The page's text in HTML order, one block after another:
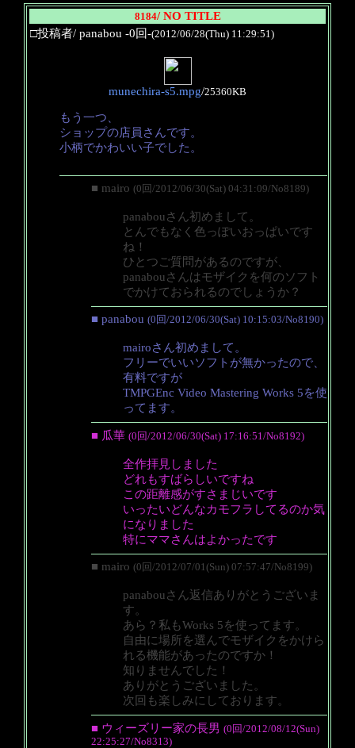
8184/ NO TITLE
□投稿者/ panabou -0回-(2012/06/28(Thu) 11:29:51)
munechira-s5.mpg/25360KB
もう一つ、
ショップの店員さんです。
小柄でかわいい子でした。
■ mairo (0回/2012/06/30(Sat) 04:31:09/No8189)
panabouさん初めまして。
とんでもなく色っぽいおっぱいです
ね！
ひとつご質問があるのですが、
panabouさんはモザイクを何のソフト
でかけておられるのでしょうか？
■ panabou (0回/2012/06/30(Sat) 10:15:03/No8190)
mairoさん初めまして。
フリーでいいソフトが無かったので、
有料ですが
TMPGEnc Video Mastering Works 5を使
ってます。
■ 瓜華 (0回/2012/06/30(Sat) 17:16:51/No8192)
全作拝見しました
どれもすばらしいですね
この距離感がすさまじいです
いったいどんなカモフラしてるのか気
になりました
特にママさんはよかったです
■ mairo (0回/2012/07/01(Sun) 07:57:47/No8199)
panabouさん返信ありがとうございま
す。
あら？私もWorks 5を使ってます。
自由に場所を選んでモザイクをかけら
れる機能があったのですか！
知りませんでした！
ありがとうございました。
次回も楽しみにしております。
■ ウィーズリー家の長男 (0回/2012/08/12(Sun)
22:25:27/No8313)